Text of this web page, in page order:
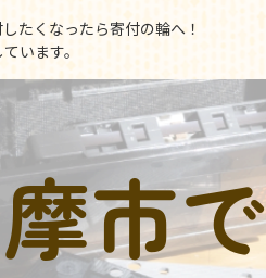
たくなったら寄付の輪へ！
います。
市で